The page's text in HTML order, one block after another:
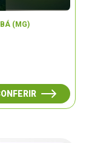
(MG)